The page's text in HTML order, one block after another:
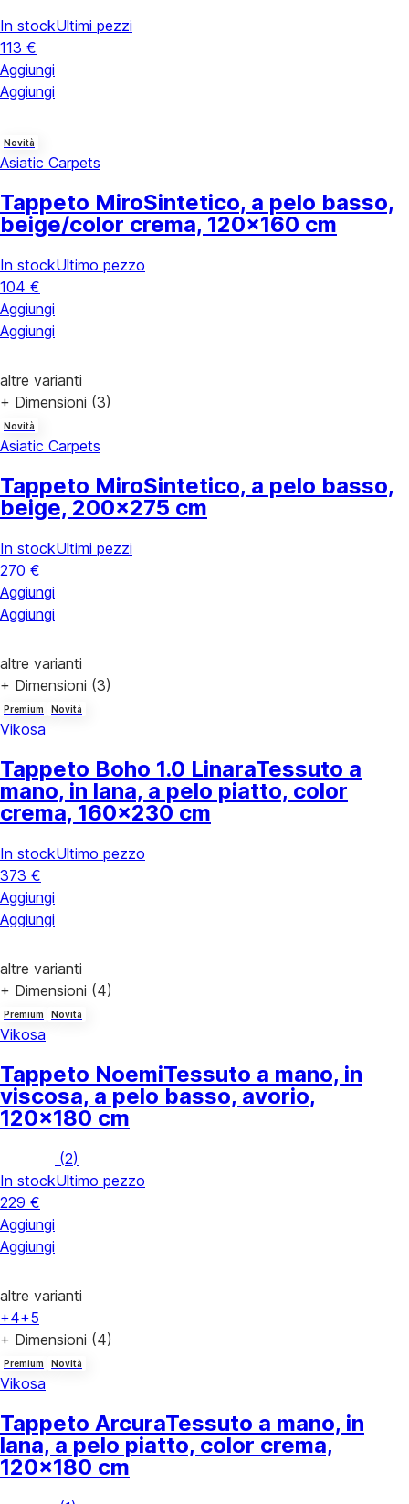
In stockUltimi pezzi
113 €
Aggiungi
Aggiungi
Novità
Asiatic Carpets
Tappeto MiroSintetico, a pelo basso,
beige/color crema, 120x160 cm
In stockUltimo pezzo
104 €
Aggiungi
Aggiungi
altre varianti
+ Dimensioni (3)
Novità
Asiatic Carpets
Tappeto MiroSintetico, a pelo basso,
beige, 200x275 cm
In stockUltimi pezzi
270 €
Aggiungi
Aggiungi
altre varianti
+ Dimensioni (3)
Premium Novità
Vikosa
Tappeto Boho 1.0 LinaraTessuto a
mano, in lana, a pelo piatto, color
crema, 160x230 cm
In stockUltimo pezzo
373 €
Aggiungi
Aggiungi
altre varianti
+ Dimensioni (4)
Premium Novità
Vikosa
Tappeto NoemiTessuto a mano, in
viscosa, a pelo basso, avorio,
120x180 cm
(2)
In stockUltimo pezzo
229 €
Aggiungi
Aggiungi
altre varianti
+4+5
+ Dimensioni (4)
Premium Novità
Vikosa
Tappeto ArcuraTessuto a mano, in
lana, a pelo piatto, color crema,
120x180 cm